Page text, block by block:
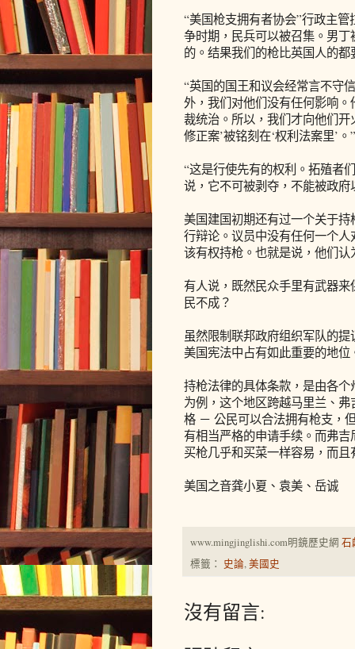
“美国枪支拥有者协会”行政主
争时期，民兵可以被召集。男
的。结果我们的枪比英国人的
“英国的国王和议会经常言不守
外，我们对他们没有任何影响
裁统治。所以，我们才向他们
修正案’被铭刻在‘权利法案里’。”
“这是行使先有的权利。拓殖者
说，它不可被剥夺，不能被政府
美国建国初期还有过一个关于
行辩论。议员中没有任何一个
该有权持枪。也就是说，他们
有人说，既然民众手里有武器
民不成？
虽然限制联邦政府组织军队的
美国宪法中占有如此重要的地位
持枪法律的具体条款，是由各
为例，这个地区跨越马里兰、
格 － 公民可以合法拥有枪支，
有相当严格的申请手续。而弗
买枪几乎和买菜一样容易，而且
美国之音龚小夏、袁美、岳诚
www.mingjinglishi.com明鏡歷史網 石
標籤： 史論,美國史
沒有留言: